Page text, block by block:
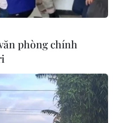
tới làm
2030
hợp tác
phòng chính